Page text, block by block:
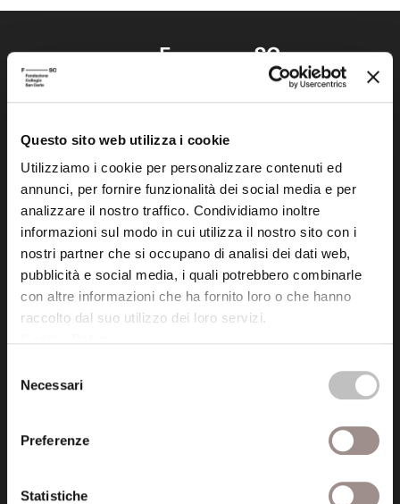
Questo sito web utilizza i cookie
Utilizziamo i cookie per personalizzare contenuti ed
annunci, per fornire funzionalità dei social media e per
analizzare il nostro traffico. Condividiamo inoltre
informazioni sul modo in cui utilizza il nostro sito con i
nostri partner che si occupano di analisi dei dati web,
pubblicità e social media, i quali potrebbero combinarle
con altre informazioni che ha fornito loro o che hanno
raccolto dal suo utilizzo dei loro servizi.
delNecessari
Preferenze
Statistiche
Fondazione Collegio San Carlo
Via San Carlo 5
41121 Modena (MO)
P.I. 00641060363
tel. 059.421211
info@fondazionesancarlo.it
fondazionecollegiosancarlo@legalmail.it